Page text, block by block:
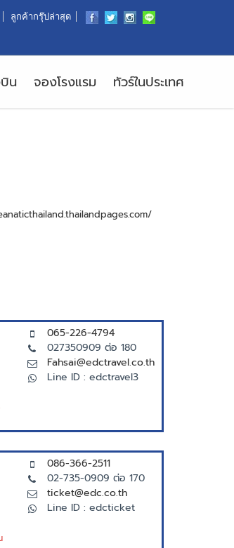
ลูกค้ากรุ๊ปล่าสุด
น จองโรงแรม ทัวร์ในประเทศ
065-226-4794
027350909 ต่อ 180
Fahsai@edctravel.co.th
Line ID : edctravel3
086-366-2511
02-735-0909 ต่อ 170
ticket@edc.co.th
Line ID : edcticket